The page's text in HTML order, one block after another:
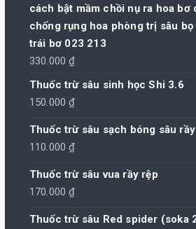
cách bật mầm chồi nụ ra hoa bơ
chống rụng hoa phòng trị sâu bọ
trái bơ 023 213
330.000₫
Thuốc trừ sâu sinh học Shi 3.6
150.000₫
Thuốc trừ sâu sạch bóng sâu
110.000₫
Thuốc trừ sâu vua rầy rệp
170.000₫
Thuốc trừ sâu Red spider (soka